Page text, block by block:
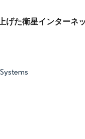
。再利用にはCC BY 4.0の表
げた衛星インターネ